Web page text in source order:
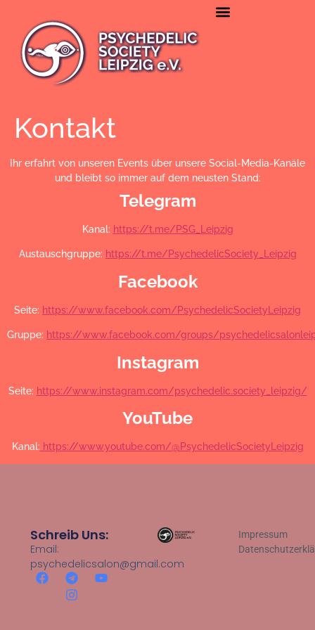
Kontakt
Ihr erfahrt von unseren Events über unsere Social-Media-Kanäle
und bleibt so immer auf dem neusten Stand:
Telegram
Kanal: https://t.me/PSG_Leipzig
Austauschgruppe: https://t.me/PsychedelicSociety_Leipzig
Facebook
Seite: https://www.facebook.com/PsychedelicSocietyLeipzig
Gruppe: https://www.facebook.com/groups/
Instagram
Seite: https://www.instagram.com/psychedelic.society_leipzig/
YouTube
Kanal: https://www.youtube.com/@PsychedelicSocietyLeipzig
Impressum
Schreib Uns:
Email:
psychedelicsalon@gmail.com